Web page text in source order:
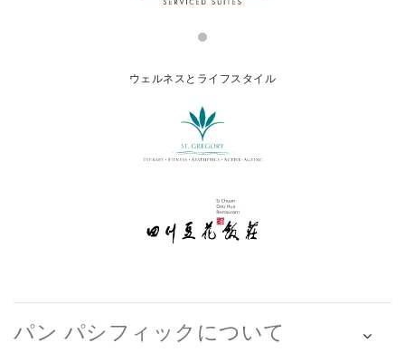
ウェルネスとライフスタイル
パン パシフィックについて